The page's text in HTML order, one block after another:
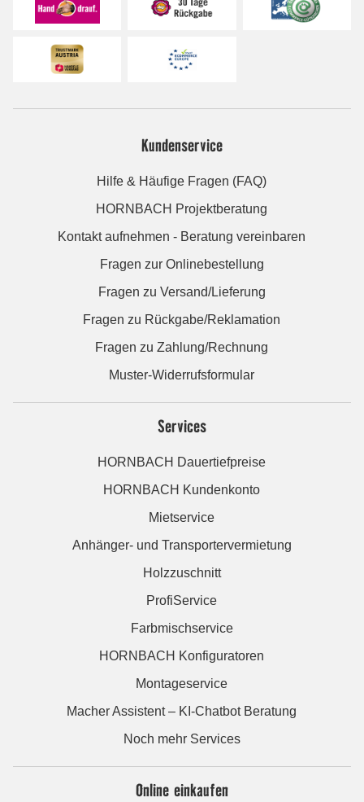
Kundenservice
Hilfe & Häufige Fragen (FAQ)
HORNBACH Projektberatung
Kontakt aufnehmen - Beratung vereinbaren
Fragen zur Onlinebestellung
Fragen zu Versand/Lieferung
Fragen zu Rückgabe/Reklamation
Fragen zu Zahlung/Rechnung
Muster-Widerrufsformular
Services
HORNBACH Dauertiefpreise
HORNBACH Kundenkonto
Mietservice
Anhänger- und Transportervermietung
Holzzuschnitt
ProfiService
Farbmischservice
HORNBACH Konfiguratoren
Montageservice
Macher Assistent – KI-Chatbot Beratung
Noch mehr Services
Online einkaufen